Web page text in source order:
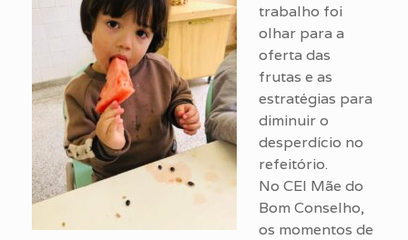
trabalho foi
olhar para a
oferta das
frutas e as
estratégias para
diminuir o
desperdício no
refeitório.
No CEI Mãe do
Bom Conselho,
os momentos de